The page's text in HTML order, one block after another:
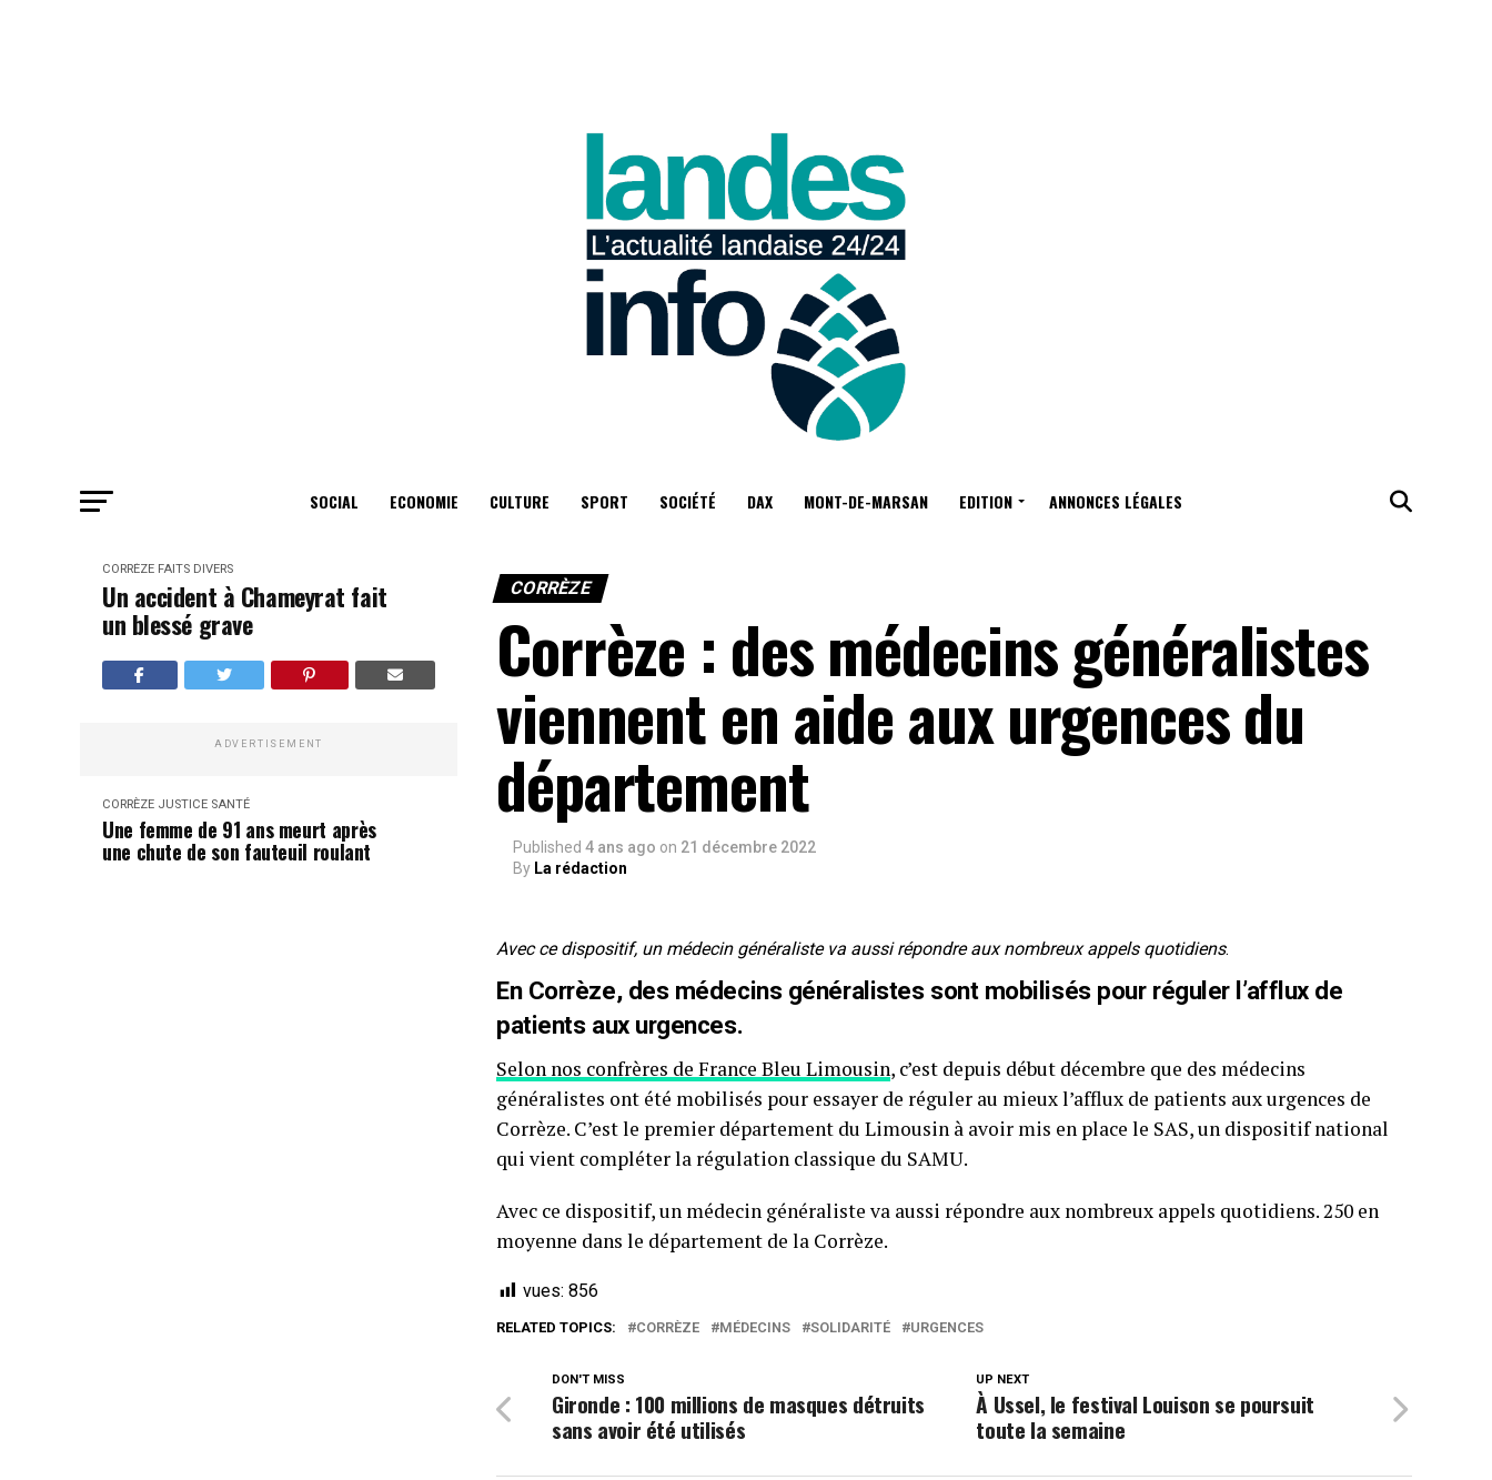
SOCIAL ECONOMIE CULTURE SPORT SOCIÉTÉ DAX MONT-DE-MARSAN EDITION ANNONCES LÉGALES
CORRÈZE FAITS DIVERS
Un accident à Chameyrat fait
un blessé grave
ADVERTISEMENT
CORRÈZE JUSTICE SANTÉ
Une femme de 91 ans meurt après
une chute de son fauteuil roulant
CORRÈZE
Corrèze : des médecins généralistes
viennent en aide aux urgences du
département
Published 4 ans ago on 21 décembre 2022
By La rédaction
Avec ce dispositif, un médecin généraliste va aussi répondre aux nombreux appels quotidiens.
En Corrèze, des médecins généralistes sont mobilisés pour réguler l’afflux de
patients aux urgences.
Selon nos confrères de France Bleu Limousin, c’est depuis début décembre que des médecins
généralistes ont été mobilisés pour essayer de réguler au mieux l’afflux de patients aux urgences de
Corrèze. C’est le premier département du Limousin à avoir mis en place le SAS, un dispositif national
qui vient compléter la régulation classique du SAMU.
Avec ce dispositif, un médecin généraliste va aussi répondre aux nombreux appels quotidiens. 250 en
moyenne dans le département de la Corrèze.
vues: 856
RELATED TOPICS: CORRÈZE MÉDECINS SOLIDARITÉ URGENCES
UP NEXT
À Ussel, le festival Louison se poursuit
toute la semaine
DON'T MISS
Gironde : 100 millions de masques détruits
sans avoir été utilisés